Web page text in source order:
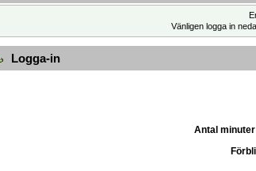
Vänligen logga in
Logga-in
Antal